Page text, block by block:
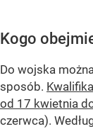
Kogo
Do wojska
sposób.
od 17 kwietnia
czerwca).